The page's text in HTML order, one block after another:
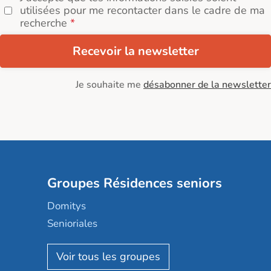
utilisées pour me recontacter dans le cadre de ma
recherche
Recevoir la newsletter
Je souhaite me désabonner de la newsletter
Groupes Résidences seniors
Domitys
Senioriales
Nohée
Les Résidentiels